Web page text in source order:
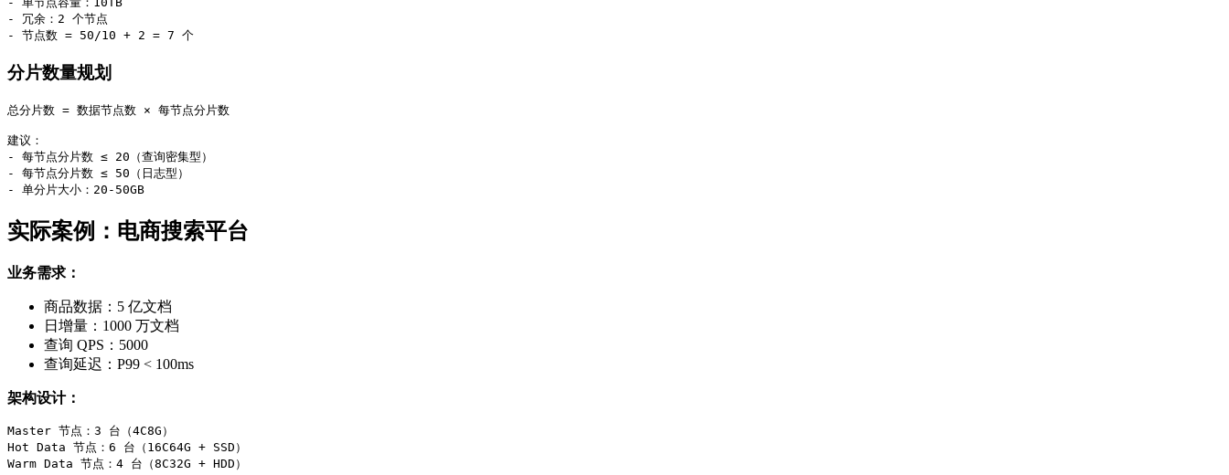
- 冗余：2 个节点
- 节点数 = 50/10 + 2 = 7 个
分片数量规划
总分片数 = 数据节点数 × 每节点分片数
建议：
- 每节点分片数 ≤ 20（查询密集型）
- 每节点分片数 ≤ 50（日志型）
- 单分片大小：20-50GB
实际案例：电商搜索平台
业务需求：
商品数据：5 亿文档
日增量：1000 万文档
查询 QPS：5000
查询延迟：P99 < 100ms
架构设计：
Master 节点：3 台（4C8G）
Hot Data 节点：6 台（16C64G + SSD）
Warm Data 节点：4 台（8C32G + HDD）